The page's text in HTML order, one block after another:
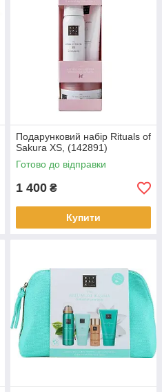
Подарунковий набір Rituals of
Sakura XS, (142891)
Готово до відправки
1 400 ₴
Купити